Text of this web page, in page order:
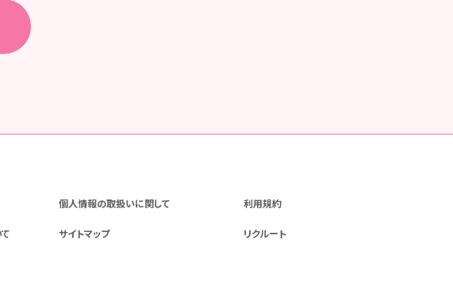
個人情報の取扱いに関して 利用規約
サイトマップ リクルート